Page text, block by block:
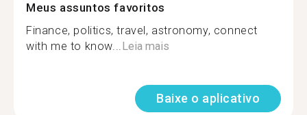
Meus assuntos favoritos
Finance, politics, travel, astronomy, connect
with me to know...Leia mais
Baixe o aplicativo